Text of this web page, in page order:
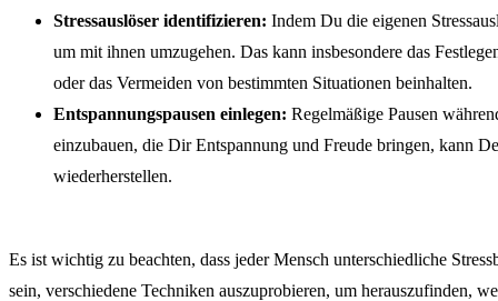
Stressauslöser identifizieren: Indem Du die eigenen
um mit ihnen umzugehen. Das kann insbesondere das
oder das Vermeiden von bestimmten Situationen beinhalten.
Entspannungspausen einlegen: Regelmäßige Pausen
einzubauen, die Dir Entspannung und Freude bringen, kann
wiederherstellen.
Es ist wichtig zu beachten, dass jeder Mensch unterschiedliche
sein, verschiedene Techniken auszuprobieren, um herauszufinden,